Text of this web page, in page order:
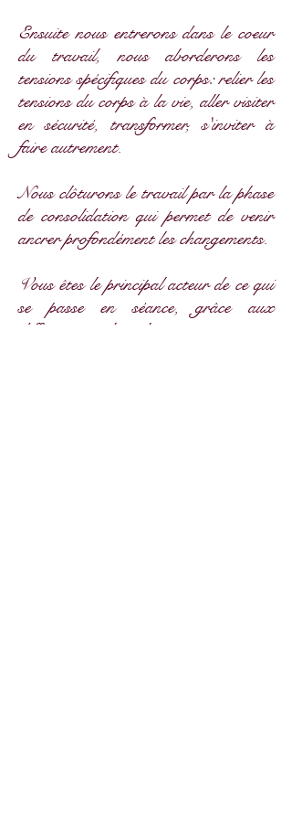
Ensuite nous entrerons dans le coeur
du travail, nous aborderons les
tensions spécifiques du corps: relier les
tensions du corps à la vie, aller visiter
en sécurité, transformer, s'inviter à
faire autrement.
Nous clôturons le travail par la phase
de consolidation qui permet de venir
ancrer profondément les changements.
Vous êtes le principal acteur de ce qui
se passe en séance, grâce aux
différents outils utilisés nous pourrons